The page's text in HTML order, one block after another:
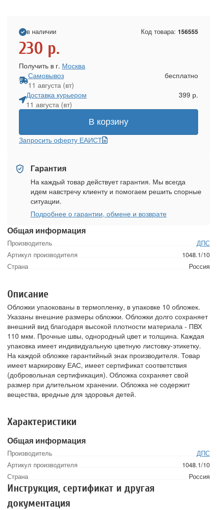
Общая информация
Производитель
ДПС
Артикул производителя
1048.1/10
Страна
Россия
в наличии Код товара: 156555
230 р.
Получить в г. Москва
Самовывоз
11 августа (вт)
бесплатно
Доставка курьером
11 августа (вт)
399 р.
В корзину
Запросить оферту ЕАИСТ
Гарантия
На каждый товар действует гарантия. Мы всегда
идем навстречу клиенту и помогаем решить спорные
ситуации.
Подробнее о гарантии, обмене и возврате
Описание
Обложки упаокованы в термопленку, в упаковке 10 обложек.
Указаны внешние размеры обложки. Обложки долго сохраняет
внешний вид благодаря высокой плотности материала - ПВХ
110 мкм. Прочные швы, однородный цвет и толщина. Каждая
упаковка имеет индивидуальную цветную листовку-этикетку.
На каждой обложке гарантийный знак производителя. Товар
имеет маркировку ЕАС, имеет сертификат соответствия
(добровольная сертификация). Обложка сохраняет свой
размер при длительном хранении. Обложка не содержит
вещества, вредные для здоровья детей.
Характеристики
Общая информация
Производитель
ДПС
Артикул производителя
1048.1/10
Страна
Россия
Инструкция, сертификат и другая
документация